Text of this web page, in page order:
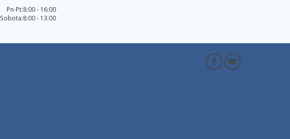
Pn-Pt:
Sobota:
8:00 - 16:00
8:00 - 13:00